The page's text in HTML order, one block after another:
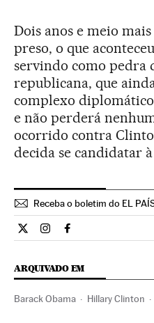
Dois anos e meio
preso, o que
servindo como pedra
republicana, que
complexo
e não perderá
ocorrido contra
decida se candidatar
Receba o boletim do EL
Internacional El País Brasil
Internacional El País
Internacional El
ARQUIVADO EM
Barack Obama Hillary Clinton